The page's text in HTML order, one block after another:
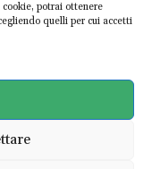
potrai ottenere
quelli per cui accetti